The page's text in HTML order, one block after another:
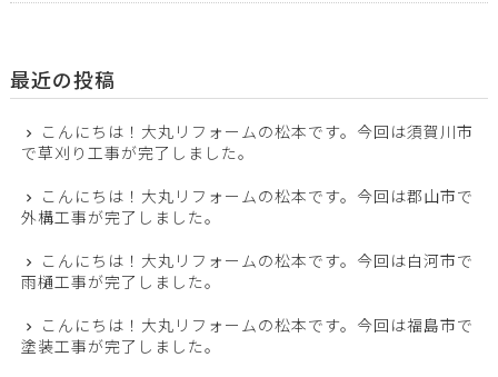
最近の投稿
こんにちは！大丸リフォームの松本です。今回は須賀川市
で草刈り工事が完了しました。
こんにちは！大丸リフォームの松本です。今回は郡山市で
外構工事が完了しました。
こんにちは！大丸リフォームの松本です。今回は白河市で
雨樋工事が完了しました。
こんにちは！大丸リフォームの松本です。今回は福島市で
塗装工事が完了しました。